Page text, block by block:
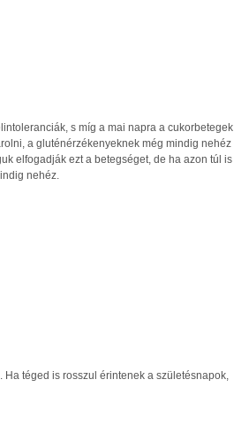
s míg a mai napra a cukorbetegek
a gluténérzékenyeknek még mindig nehéz
elfogadják ezt a betegséget, de ha azon túl is
nehéz.
téged is rosszul érintenek a születésnapok,